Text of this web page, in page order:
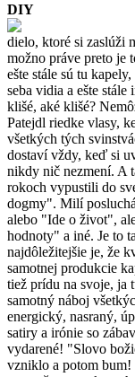
DIY
dielo, ktoré si zaslúži
možno práve preto je
ešte stále sú tu
seba vidia a ešte
klišé, aké klišé?
Patejdl riedke vlasy,
všetkých tých
dostaví vždy, keď si
nikdy nič nezmení. A
rokoch vypustili do
dogmy". Milí
alebo "Ide o život",
hodnoty" a iné. Je to
najdôležitejšie je, že
samotnej produkcie
tiež prídu na svoje, ja
samotný náboj
energický, nasraný,
satiry a irónie so
vydarené! "Slovo
vzniklo a potom bum!